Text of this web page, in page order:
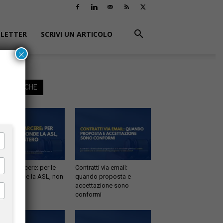
SCRIVI UN ARTICOLO
ANCHE
in carcere: per le
risponde la ASL, non
Contratti via email:
quando proposta e
accettazione sono
conformi
×